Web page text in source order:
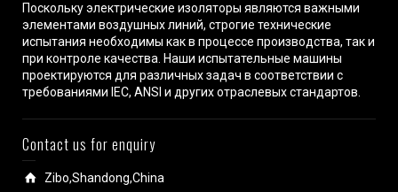
Поскольку электрические изоляторы являются важными
элементами воздушных линий, строгие технические
испытания необходимы как в процессе производства, так и
при контроле качества. Наши испытательные машины
проектируются для различных задач в соответствии с
требованиями IEC, ANSI и других отраслевых стандартов.
Contact us for enquiry
Zibo,Shandong,China